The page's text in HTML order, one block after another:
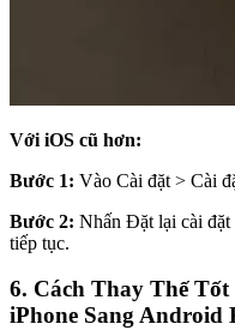
Với iOS cũ hơn:
Bước 1: Vào Cài đặt > Cài
Bước 2: Nhấn Đặt lại cài đặt
tiếp tục.
6. Cách Thay Thế
iPhone Sang Android